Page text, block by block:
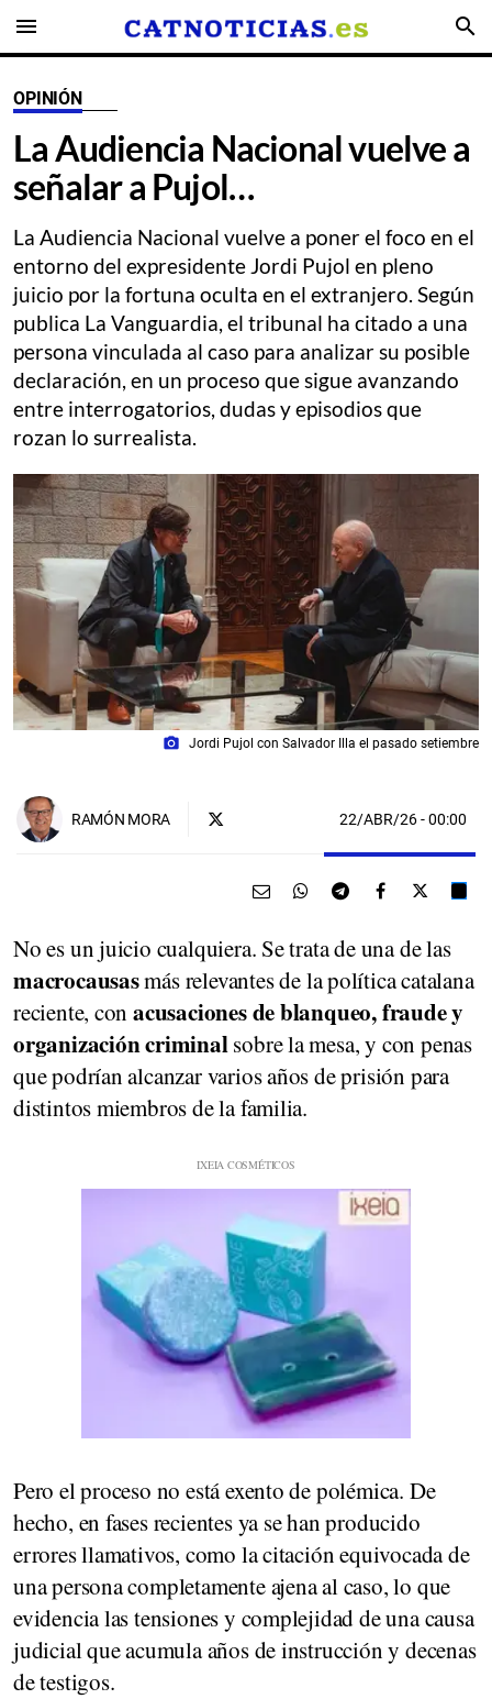
menu search
OPINIÓN
La Audiencia Nacional vuelve a
señalar a Pujol…
La Audiencia Nacional vuelve a poner el foco en el
entorno del expresidente Jordi Pujol en pleno
juicio por la fortuna oculta en el extranjero. Según
publica La Vanguardia, el tribunal ha citado a una
persona vinculada al caso para analizar su posible
declaración, en un proceso que sigue avanzando
entre interrogatorios, dudas y episodios que
rozan lo surrealista.
photo_camera Jordi Pujol con Salvador Illa el pasado setiembre
RAMÓN MORA 22/ABR/26- 00:00
No es un juicio cualquiera. Se trata de una de las
macrocausasmás relevantes de la política catalana
reciente, conacusaciones de blanqueo, fraude y
organización criminalsobre la mesa, y con penas
que podrían alcanzar varios años de prisión para
distintos miembros de la familia.
Pero el proceso no está exento de polémica. De
hecho, en fases recientes ya se han producido
errores llamativos, como la citación equivocada de
una persona completamente ajena al caso, lo que
evidencia las tensiones y complejidad de una causa
judicial que acumula años de instrucción y decenas
de testigos.